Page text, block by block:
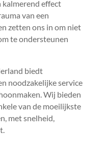
kalmerend effect
van een
zetten ons in om niet
te ondersteunen
biedt
noodzakelijke service
Wij bieden
van de moeilijkste
met snelheid,